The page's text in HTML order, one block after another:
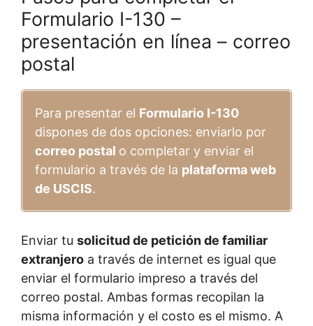
Formulario I-130 –
presentación en línea – correo
postal
Para presentar el Formulario I-130
dispones de dos opciones: enviarlo por
correo postal o completar y enviar el
formulario a través de la plataforma web
de USCIS.
Enviar tu solicitud de petición de familiar
extranjero a través de internet es igual que
enviar el formulario impreso a través del
correo postal. Ambas formas recopilan la
misma información y el costo es el mismo. A